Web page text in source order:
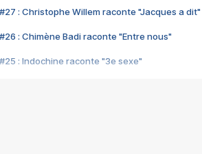
#27 : Christophe Willem raconte "Jacques a dit"
#26 : Chimène Badi raconte "Entre nous"
#25 : Indochine raconte "3e sexe"